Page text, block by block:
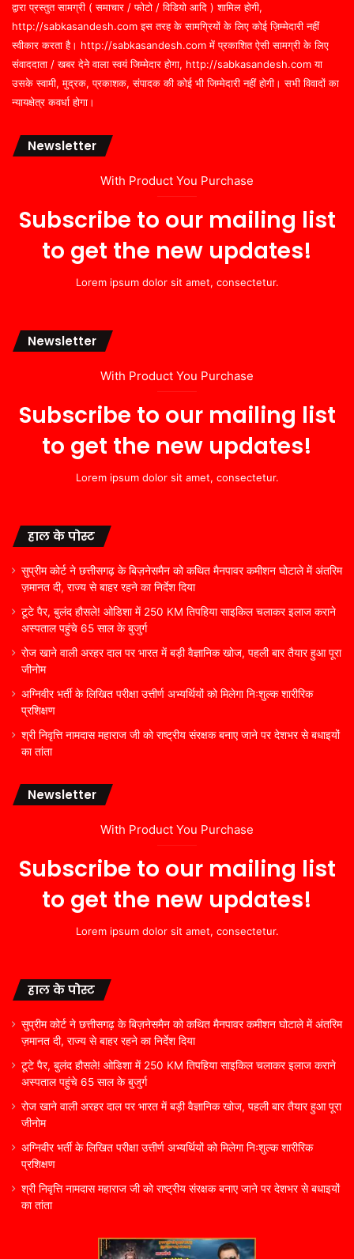
द्वारा प्रस्तुत सामग्री ( समाचार / फोटो / विडियो आदि ) शामिल होगी,
http://sabkasandesh.com इस तरह के सामग्रियों के लिए कोई ज़िम्मेदारी नहीं
स्वीकार करता है। http://sabkasandesh.com में प्रकाशित ऐसी सामग्री के लिए
संवाददाता / खबर देने वाला स्वयं जिम्मेदार होगा, http://sabkasandesh.com या
उसके स्वामी, मुद्रक, प्रकाशक, संपादक की कोई भी जिम्मेदारी नहीं होगी। सभी विवादों का
न्यायक्षेत्र कवर्धा होगा।
Newsletter
With Product You Purchase
Subscribe to our mailing list
to get the new updates!
Lorem ipsum dolor sit amet, consectetur.
Newsletter
With Product You Purchase
Subscribe to our mailing list
to get the new updates!
Lorem ipsum dolor sit amet, consectetur.
हाल के पोस्ट
सुप्रीम कोर्ट ने छत्तीसगढ़ के बिज़नेसमैन को कथित मैनपावर कमीशन घोटाले में अंतरिम
ज़मानत दी, राज्य से बाहर रहने का निर्देश दिया
टूटे पैर, बुलंद हौसले! ओडिशा में 250 KM तिपहिया साइकिल चलाकर इलाज कराने
अस्पताल पहुंचे 65 साल के बुजुर्ग
रोज खाने वाली अरहर दाल पर भारत में बड़ी वैज्ञानिक खोज, पहली बार तैयार हुआ पूरा
जीनोम
अग्निवीर भर्ती के लिखित परीक्षा उत्तीर्ण अभ्यर्थियों को मिलेगा निःशुल्क शारीरिक
प्रशिक्षण
श्री निवृत्ति नामदास महाराज जी को राष्ट्रीय संरक्षक बनाए जाने पर देशभर से बधाइयों
का तांता
Newsletter
With Product You Purchase
Subscribe to our mailing list
to get the new updates!
Lorem ipsum dolor sit amet, consectetur.
हाल के पोस्ट
सुप्रीम कोर्ट ने छत्तीसगढ़ के बिज़नेसमैन को कथित मैनपावर कमीशन घोटाले में अंतरिम
ज़मानत दी, राज्य से बाहर रहने का निर्देश दिया
टूटे पैर, बुलंद हौसले! ओडिशा में 250 KM तिपहिया साइकिल चलाकर इलाज कराने
अस्पताल पहुंचे 65 साल के बुजुर्ग
रोज खाने वाली अरहर दाल पर भारत में बड़ी वैज्ञानिक खोज, पहली बार तैयार हुआ पूरा
जीनोम
अग्निवीर भर्ती के लिखित परीक्षा उत्तीर्ण अभ्यर्थियों को मिलेगा निःशुल्क शारीरिक
प्रशिक्षण
श्री निवृत्ति नामदास महाराज जी को राष्ट्रीय संरक्षक बनाए जाने पर देशभर से बधाइयों
का तांता